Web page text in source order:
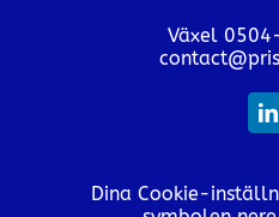
Växel
Dina Cookie-